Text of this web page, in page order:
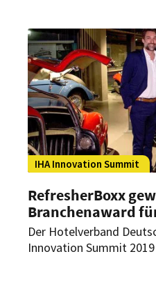
IHA Innovation Summit
RefresherBoxx
Branchenaward
Der Hotelverband
Innovation Summit